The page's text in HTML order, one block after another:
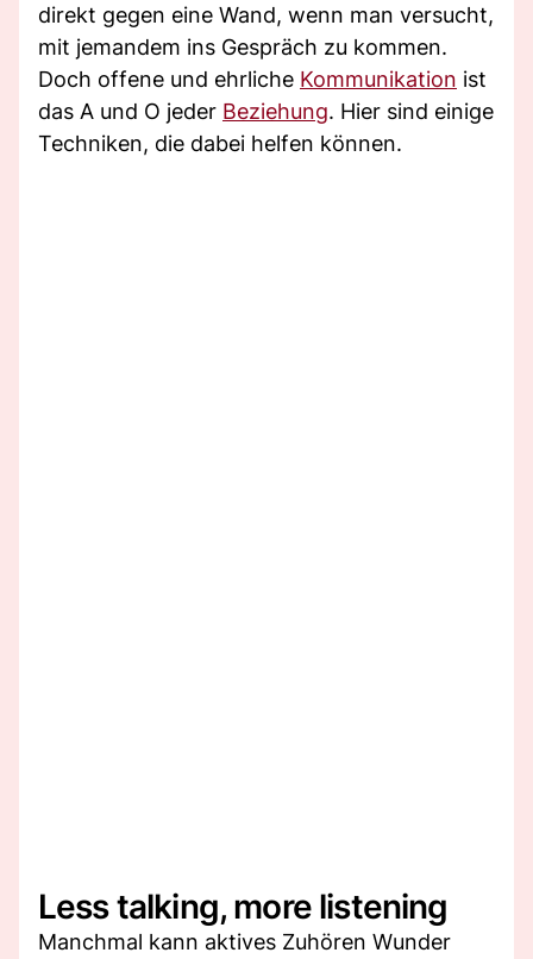
direkt gegen eine Wand, wenn man versucht,
mit jemandem ins Gespräch zu kommen.
Doch offene und ehrliche Kommunikation ist
das A und O jeder Beziehung. Hier sind einige
Techniken, die dabei helfen können.
Less talking, more listening
Manchmal kann aktives Zuhören Wunder